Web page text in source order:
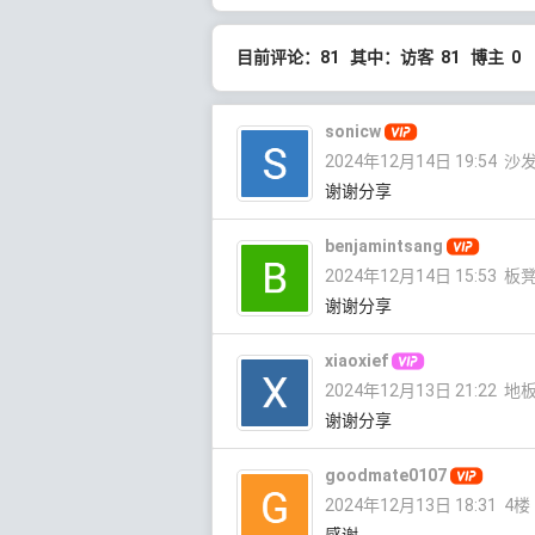
目前评论：81 其中：访客 81 博主 0
sonicw
2024年12月14日 19:54 沙发
谢谢分享
benjamintsang
2024年12月14日 15:53 板凳
谢谢分享
xiaoxief
2024年12月13日 21:22 地板
谢谢分享
goodmate0107
2024年12月13日 18:31
4楼